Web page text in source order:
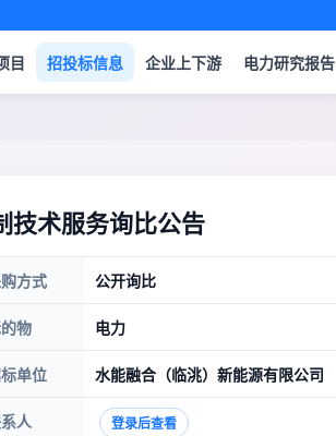
目 招投标信息 企业上下游 电力研究报告
技术服务询比公告
方式 公开询比
物 电力
单位 水能融合（临洮）新能源有限公司
人 登录后查看